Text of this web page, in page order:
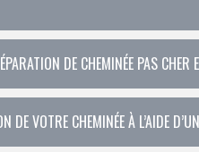
DE CHEMINÉE PAS CHER
DE VOTRE CHEMINÉE À L’AIDE